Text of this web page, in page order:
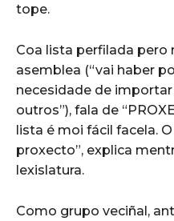
tope.
Coa lista perfilada pero
asemblea (“vai haber
necesidade de
outros”), fala de
lista é moi fácil facela.
proxecto”, explica
lexislatura.
Como grupo veciñal,